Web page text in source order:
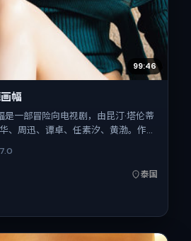
99:46
幅
是一部冒险向电视剧，由昆汀·塔伦蒂
、周迅、谭卓、任素汐、黄渤。作品
时长174分钟。
7.0
泰国